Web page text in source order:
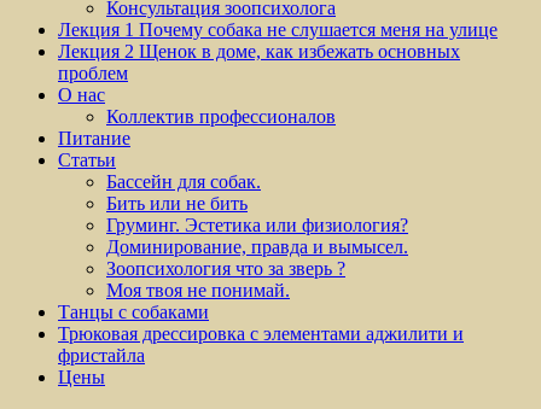
Консультация зоопсихолога
Лекция 1 Почему собака не слушается меня на улице
Лекция 2 Щенок в доме, как избежать основных
проблем
О нас
Коллектив профессионалов
Питание
Статьи
Бассейн для собак.
Бить или не бить
Груминг. Эстетика или физиология?
Доминирование, правда и вымысел.
Зоопсихология что за зверь ?
Моя твоя не понимай.
Танцы с собаками
Трюковая дрессировка с элементами аджилити и
фристайла
Цены